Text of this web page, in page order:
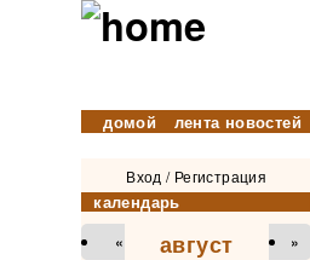
домой лента новостей
Вход / Регистрация
календарь
август
« »